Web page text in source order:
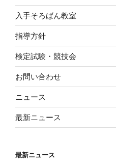
入手そろばん教室
指導方針
検定試験・競技会
お問い合わせ
ニュース
最新ニュース
最新ニュース